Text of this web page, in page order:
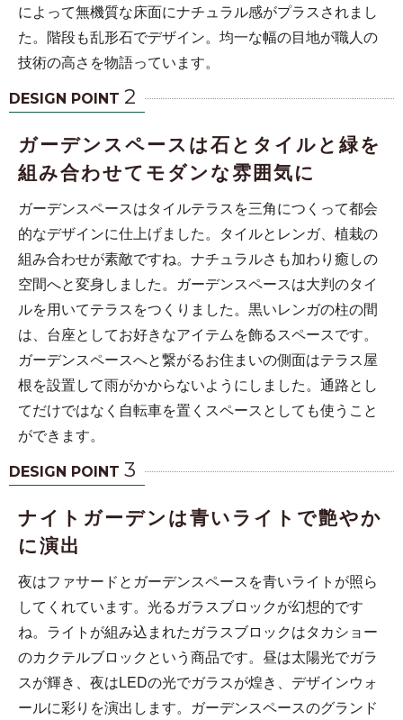
によって無機質な床面にナチュラル感がプラスされまし
た。階段も乱形石でデザイン。均一な幅の目地が職人の
技術の高さを物語っています。
DESIGN POINT 2
ガーデンスペースは石とタイルと緑を
組み合わせてモダンな雰囲気に
ガーデンスペースはタイルテラスを三角につくって都会
的なデザインに仕上げました。タイルとレンガ、植栽の
組み合わせが素敵ですね。ナチュラルさも加わり癒しの
空間へと変身しました。ガーデンスペースは大判のタイ
ルを用いてテラスをつくりました。黒いレンガの柱の間
は、台座としてお好きなアイテムを飾るスペースです。
ガーデンスペースへと繋がるお住まいの側面はテラス屋
根を設置して雨がかからないようにしました。通路とし
てだけではなく自転車を置くスペースとしても使うこと
ができます。
DESIGN POINT 3
ナイトガーデンは青いライトで艶やか
に演出
夜はファサードとガーデンスペースを青いライトが照ら
してくれています。光るガラスブロックが幻想的です
ね。ライトが組み込まれたガラスブロックはタカショー
のカクテルブロックという商品です。昼は太陽光でガラ
スが輝き、夜はLEDの光でガラスが煌き、デザインウォ
ールに彩りを演出します。ガーデンスペースのグランド